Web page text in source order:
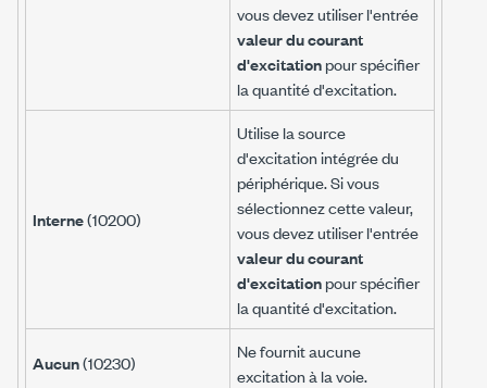
vous devez utiliser l'entrée
valeur du courant
d'excitationpour spécifier
la quantité d'excitation.
Interne(10200)
Utilise la source
d'excitation intégrée du
périphérique. Si vous
sélectionnez cette valeur,
vous devez utiliser l'entrée
valeur du courant
d'excitationpour spécifier
la quantité d'excitation.
Aucun(10230)
Ne fournit aucune
excitation à la voie.